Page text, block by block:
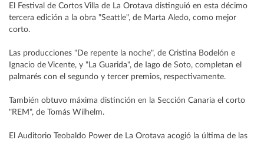
El Festival de Cortos Villa de La Orotava distinguió en esta décimo
tercera edición a la obra "Seattle", de Marta Aledo, como mejor
corto.
Las producciones "De repente la noche", de Cristina Bodelón e
Ignacio de Vicente, y "La Guarida", de Iago de Soto, completan el
palmarés con el segundo y tercer premios, respectivamente.
También obtuvo máxima distinción en la Sección Canaria el corto
"REM", de Tomás Wilhelm.
El Auditorio Teobaldo Power de La Orotava acogió la última de las